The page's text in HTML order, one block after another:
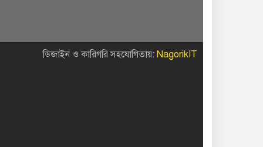
ডিজাইন ও কারিগরি সহযোগিতায়: NagorikIT